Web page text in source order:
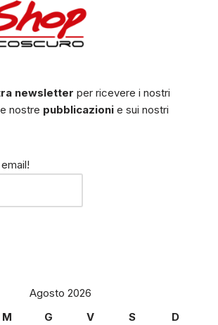
newsletter per ricevere i nostri
nostre pubblicazioni e sui nostri
Agosto 2026
M G V S D